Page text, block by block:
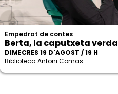
Empedrat de contes
Berta, la caputxeta verda
DIMECRES 19 D'AGOST / 19 H
Biblioteca Antoni Comas